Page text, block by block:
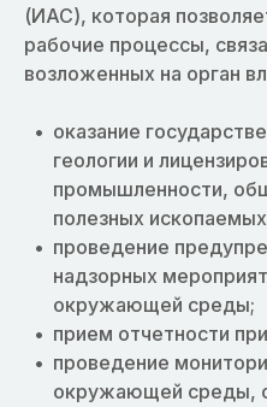
(ИАС), которая
рабочие процессы,
возложенных на орган
оказание
геологии и
промышленности,
полезных
проведение
надзорных
окружающей среды;
прием отчетности
проведение
окружающей среды,